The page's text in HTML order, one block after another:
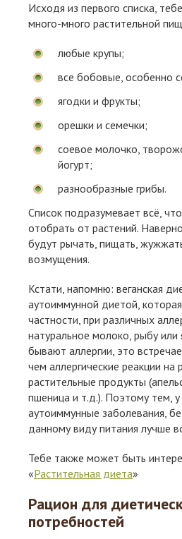
Исходя из первого списка,
много-много растительной
любые крупы;
все бобовые, особенно
ягодки и фрукты;
орешки и семечки;
соевое молочко,
йогурт;
разнообразные грибы.
Список подразумевает всё,
отобрать от растений.
будут рычать, пищать,
возмущения.
Кстати, напомню: веганская
аутоиммунной диетой, которая
частности, при различных
натуральное молоко, рыбу
бывают аллергии, это
чем аллергические реакции на
растительные продукты
пшеница и т.д.). Поэтому тем, у
аутоиммунные заболевания,
данному виду питания лучше
Тебе также может быть
«Растительная диета»
Рацион для
потребностей